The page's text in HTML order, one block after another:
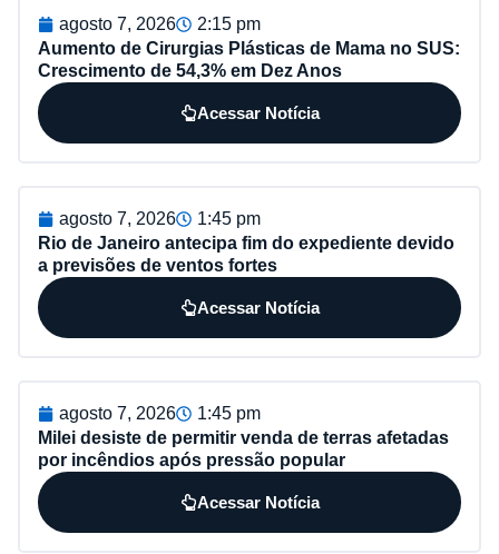
agosto 7, 2026
2:15 pm
Aumento de Cirurgias Plásticas de Mama no SUS:
Crescimento de 54,3% em Dez Anos
Acessar Notícia
agosto 7, 2026
1:45 pm
Rio de Janeiro antecipa fim do expediente devido
a previsões de ventos fortes
Acessar Notícia
agosto 7, 2026
1:45 pm
Milei desiste de permitir venda de terras afetadas
por incêndios após pressão popular
Acessar Notícia